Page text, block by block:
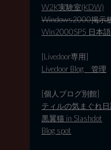
W2K実験室(KDW)
Windows2000掲示
Win2000SP5 日本
[Livedoor専用]
Livedoor Blog 管理
[個人ブログ別館]
ティルの気まぐれ日
黒翼猫 in Slashdot
Blog spot